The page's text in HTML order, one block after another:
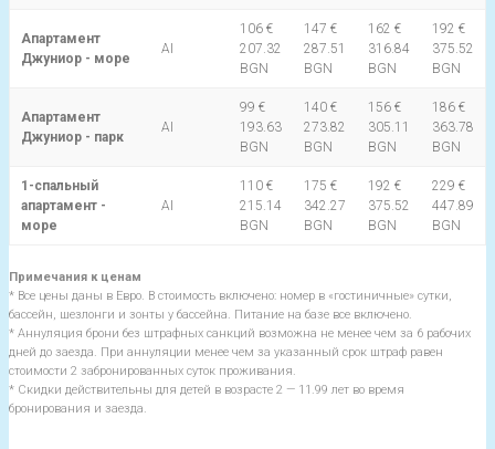
Апартамент
Джуниор - море
AI
106 €
207.32
BGN
147 €
287.51
BGN
162 €
316.84
BGN
192 €
375.52
BGN
Апартамент
Джуниор - парк
AI
99 €
193.63
BGN
140 €
273.82
BGN
156 €
305.11
BGN
186 €
363.78
BGN
1-спальный
апартамент -
море
AI
110 €
215.14
BGN
175 €
342.27
BGN
192 €
375.52
BGN
229 €
447.89
BGN
Примечания к ценам
* Все цены даны в Евро. В стоимость включено: номер в «гостиничные» сутки,
бассейн, шезлонги и зонты у бассейна. Питание на базе все включено.
* Аннуляция брони без штрафных санкций возможна не менее чем за 6 рабочих
дней до заезда. При аннуляции менее чем за указанный срок штраф равен
стоимости 2 забронированных суток проживания.
* Скидки действительны для детей в возрасте 2 — 11.99 лет во время
бронирования и заезда.